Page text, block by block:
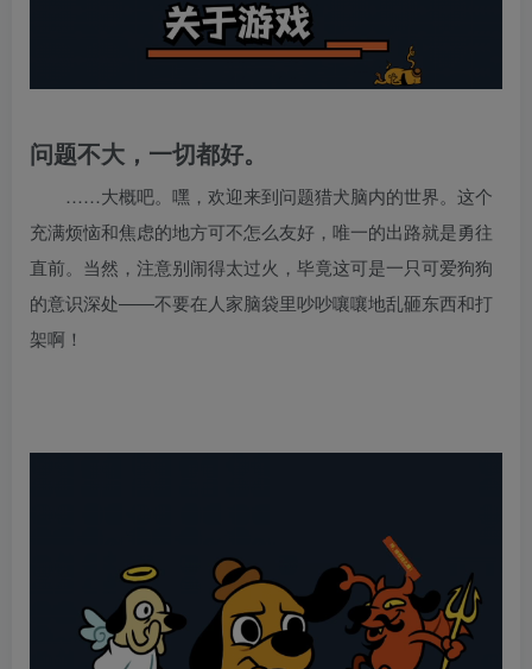
问题不大，一切都好。
……大概吧。嘿，欢迎来到问题猎犬脑内的世界。这个
充满烦恼和焦虑的地方可不怎么友好，唯一的出路就是勇往
直前。当然，注意别闹得太过火，毕竟这可是一只可爱狗狗
的意识深处——不要在人家脑袋里吵吵嚷嚷地乱砸东西和打
架啊！